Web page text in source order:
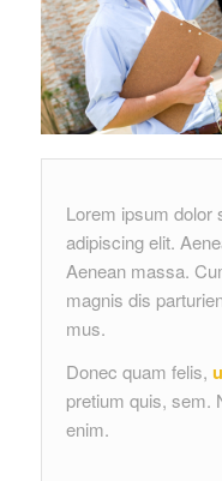
Lorem ipsum dolor
adipiscing elit.
Aenean massa.
magnis dis
mus.
Donec quam felis,
pretium quis, sem.
enim.